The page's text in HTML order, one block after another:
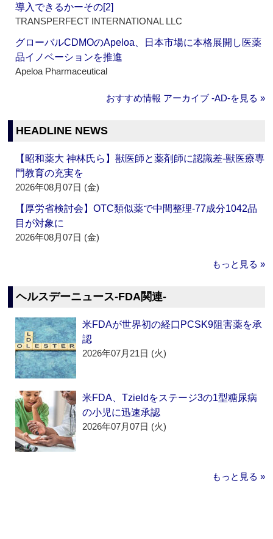
導入できるかーその[2]
TRANSPERFECT INTERNATIONAL LLC
グローバルCDMOのApeloa、日本市場に本格展開し医薬
品イノベーションを推進
Apeloa Pharmaceutical
おすすめ情報 アーカイブ ‐AD‐を見る »
HEADLINE NEWS
【昭和薬大 神林氏ら】獣医師と薬剤師に認識差‐獣医療専
門教育の充実を
2026年08月07日 (金)
【厚労省検討会】OTC類似薬で中間整理‐77成分1042品
目が対象に
2026年08月07日 (金)
もっと見る »
ヘルスデーニュース‐FDA関連‐
米FDAが世界初の経口PCSK9阻害薬を承
認
2026年07月21日 (火)
米FDA、Tzieldをステージ3の1型糖尿病
の小児に迅速承認
2026年07月07日 (火)
もっと見る »